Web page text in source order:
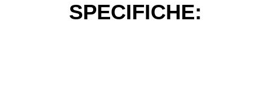
SPECIFICHE: